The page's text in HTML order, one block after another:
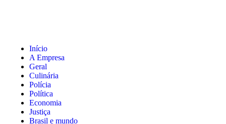
Início
A Empresa
Geral
Culinária
Polícia
Política
Economia
Justiça
Brasil e mundo